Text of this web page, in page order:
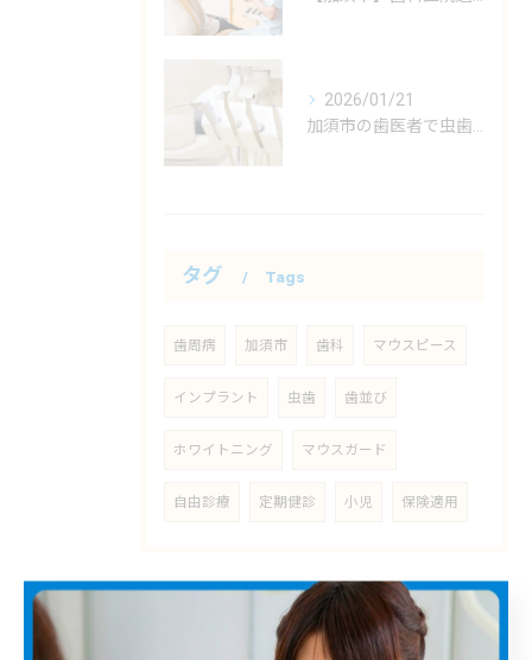
2026/01/21
タグ Tags
歯周病 加須市 歯科 マウスピース
インプラント 虫歯 歯並び
ホワイトニング マウスガード
自由診療 定期健診 小児 保険適用
お口の土台に影響を及ぼしやすい歯周病に配慮し、定期